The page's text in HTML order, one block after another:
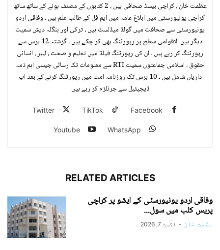
عظمت خان ، کراچی بیسڈ صحافی ہیں ، 2 کتابوں کے مصنف ہونے کے ساتھ ساتھ
کراچی یونیورسٹی میں ابلاغ عامہ میں ایم فل کے طالب علم ہیں ۔ وفاقی اردو
یونیورسٹی سے صحافت میں گولڈ میڈلسٹ ہیں ، ترکی اور بنگلہ دیش سمیت
دیگر بین الاقوامی سطح پر رپورٹنگ بھی کر چکے ہیں ۔ گزشتہ 12 برس سے
رپورٹنگ کر رہے ہیں ۔ ان کی رپورٹنگ فیلڈ میں تعلیم و صحت ، لیبر ، انسانی
حقوق ، اسلامی جماعتوں سمیت RTI سے معلومات تک رسائی جیسی اہم ذمہ
داریاں شامل ہیں ۔ 10 برس تک روزنامہ امت میں رپورٹنگ کرنے کے بعد اب
ڈیجیٹیل سے جرنلزم کر رہے ہیں
Facebook
TikTok
Twitter
WhatsApp
Youtube
RELATED ARTICLES
وفاقی اردو یونیورسٹی کے ایشو پر کراچی
پریس کلب میں سول...
عظمت خان - اگست 7, 2026